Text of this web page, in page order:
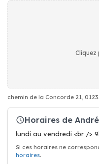
chemin de la Concorde 21,
Horaires de
lundi au vendredi <br />
Si ces horaires ne
horaires.